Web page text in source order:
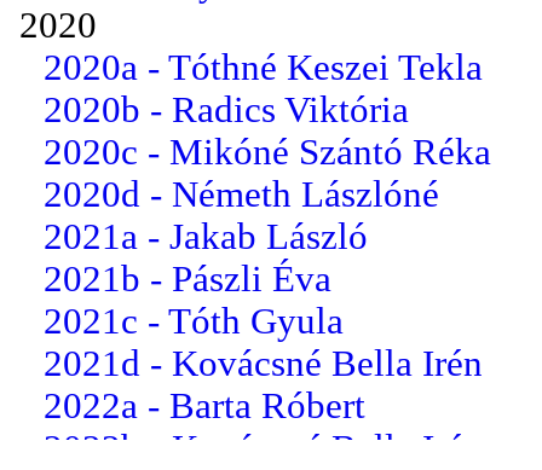
2020
2020a - Tóthné Keszei Tekla
2020b - Radics Viktória
2020c - Mikóné Szántó Réka
2020d - Németh Lászlóné
2021a - Jakab László
2021b - Pászli Éva
2021c - Tóth Gyula
2021d - Kovácsné Bella Irén
2022a - Barta Róbert
2022b - Kovácsné Bella Irén